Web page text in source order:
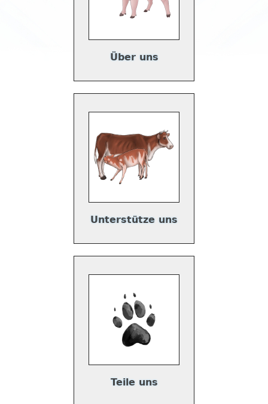
Über uns
Unterstütze uns
Teile uns